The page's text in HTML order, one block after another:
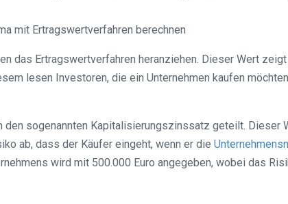
mit Ertragswertverfahren berechnen
das Ertragswertverfahren heranziehen. Dieser Wert
lesen Investoren, die ein Unternehmen kaufen
sogenannten Kapitalisierungszinssatz geteilt.
ab, dass der Käufer eingeht, wenn er die
wird mit 500.000 Euro angegeben, wobei das